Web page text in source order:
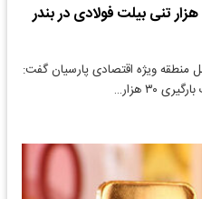
آغاز بارگیری نخستین محموله ۳۰ هزار تنی بیلت فولادی در بندر
منطقه ویژه اقتصادی پارسیان گفت:
۳۰ هزار…